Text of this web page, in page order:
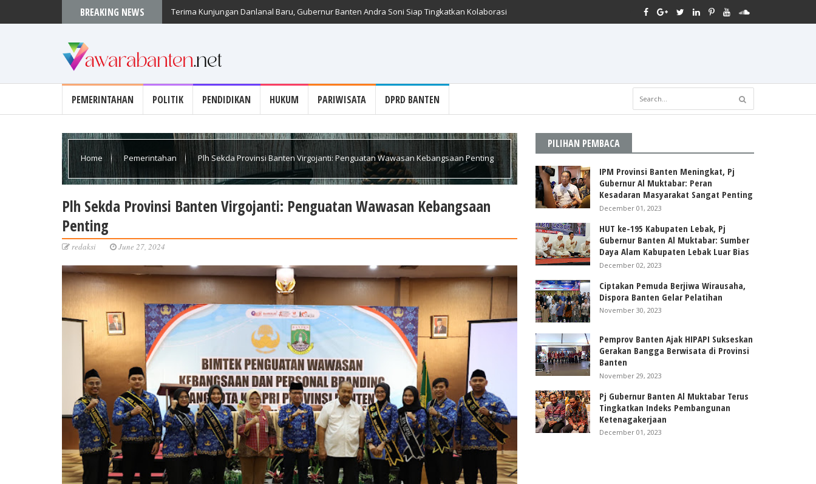
BREAKING NEWS Terima Kunjungan Danlanal Baru, Gubernur Banten Andra Soni Siap Tingkatkan Kolaborasi
PEMERINTAHAN POLITIK PENDIDIKAN HUKUM PARIWISATA DPRD BANTEN
Home Pemerintahan Plh Sekda Provinsi Banten Virgojanti: Penguatan Wawasan Kebangsaan Penting
Plh Sekda Provinsi Banten Virgojanti: Penguatan Wawasan Kebangsaan
Penting
redaksi June 27, 2024
PILIHAN PEMBACA
IPM Provinsi Banten Meningkat, Pj
Gubernur Al Muktabar: Peran
Kesadaran Masyarakat Sangat Penting
December 01, 2023
HUT ke-195 Kabupaten Lebak, Pj
Gubernur Banten Al Muktabar: Sumber
Daya Alam Kabupaten Lebak Luar Bias
December 02, 2023
Ciptakan Pemuda Berjiwa Wirausaha,
Dispora Banten Gelar Pelatihan
November 30, 2023
Pemprov Banten Ajak HIPAPI Sukseskan
Gerakan Bangga Berwisata di Provinsi
Banten
November 29, 2023
Pj Gubernur Banten Al Muktabar Terus
Tingkatkan Indeks Pembangunan
Ketenagakerjaan
December 01, 2023